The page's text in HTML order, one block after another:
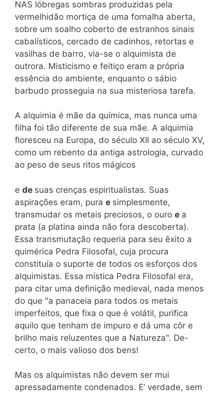
NAS lóbregas sombras produzidas pela
vermelhidão mortiça de uma fornalha aberta,
sobre um soalho coberto de estranhos sinais
cabalísticos, cercado de cadinhos, retortas e
vasilhas de barro, via-se o alquimista de
outrora. Misticismo e feitiço eram a própria
essência do ambiente, enquanto o sábio
barbudo prosseguia na sua misteriosa tarefa.
A alquimia é mãe da química, mas nunca uma
filha foi tão diferente de sua mãe. A alquimia
floresceu na Europa, do século XII ao século XV,
como um rebento da antiga astrologia, curvado
ao peso de seus ritos mágicos
e de suas crenças espiritualistas. Suas
aspirações eram, pura e simplesmente,
transmudar os metais preciosos, o ouro e a
prata (a platina ainda não fora descoberta).
Essa transmutação requeria para seu êxito a
quimérica Pedra Filosofal, cuja procura
constituía o suporte de todos os esforços dos
alquimistas. Essa mística Pedra Filosofal era,
para citar uma definição medieval, nada menos
do que "a panaceia para todos os metais
imperfeitos, que fixa o que é volátil, purifica
aquilo que tenham de impuro e dá uma côr e
brilho mais reluzentes que a Natureza". De-
certo, o mais valioso dos bens!
Mas os alquimistas não devem ser mui
apressadamente condenados. E’ verdade, sem